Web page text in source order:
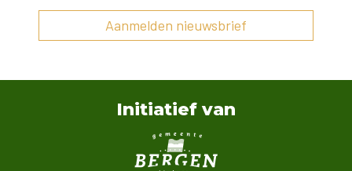
Aanmelden nieuwsbrief
Initiatief van